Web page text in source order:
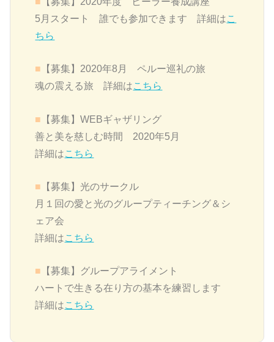
5月スタート 誰でも参加できます 詳細はこ
ちら
■ 【募集】2020年8月 ペルー巡礼の旅
魂の震える旅 詳細はこちら
■ 【募集】WEBギャザリング
善と美を慈しむ時間 2020年5月
詳細はこちら
■ 【募集】光のサークル
月１回の愛と光のグループティーチング＆シ
ェア会
詳細はこちら
■ 【募集】グループアライメント
ハートで生きる在り方の基本を練習します
詳細はこちら